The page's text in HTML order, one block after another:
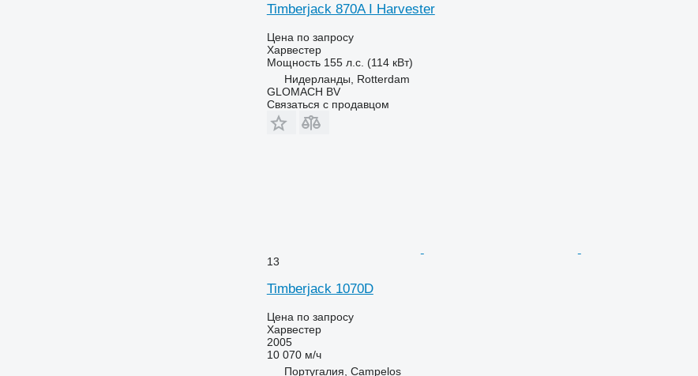
Timberjack 870A I Harvester
Цена по запросу
Харвестер
Мощность 155 л.с. (114 кВт)
Нидерланды, Rotterdam
GLOMACH BV
Связаться с продавцом
13
Timberjack 1070D
Цена по запросу
Харвестер
2005
10 070 м/ч
Португалия, Campelos